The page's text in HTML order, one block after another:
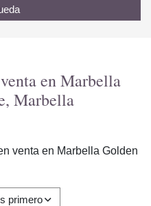
en Marbella
Marbella
venta en Marbella Golden
primero